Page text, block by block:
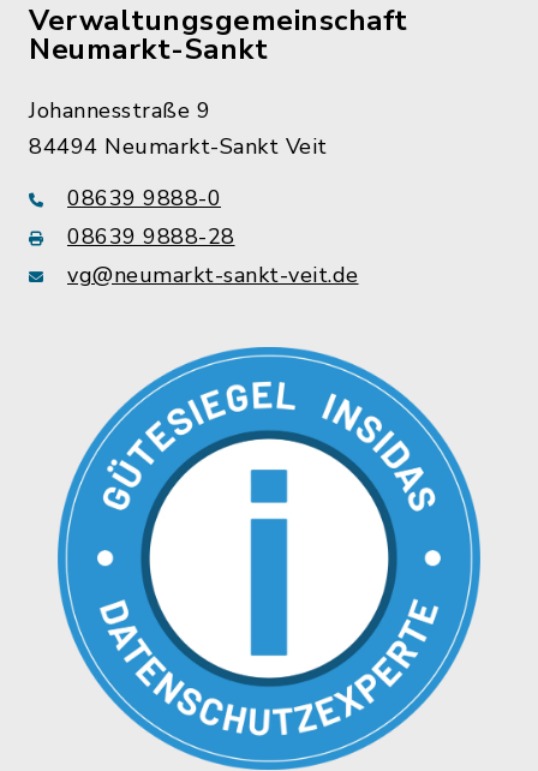
Verwaltungsgemeinschaft
Neumarkt-Sankt
Johannesstraße 9
84494 Neumarkt-Sankt Veit
08639 9888-0
08639 9888-28
vg@neumarkt-sankt-veit.de